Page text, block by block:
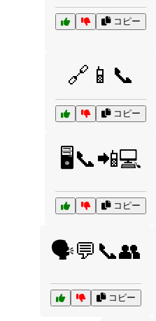
コピー
🔗📱📞
コピー
🖥️📞📲💻
コピー
🗣️💬📞👥
コピー